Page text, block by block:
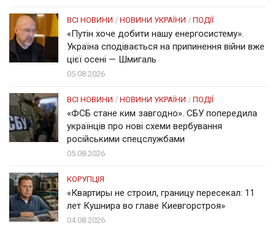
ВСІ НОВИНИ / НОВИНИ УКРАЇНИ / ПОДІЇ
«Путін хоче добити нашу енергосистему».
Україна сподівається на припинення війни вже
цієї осені — Шмигаль
05.08.2026
ВСІ НОВИНИ / НОВИНИ УКРАЇНИ / ПОДІЇ
«ФСБ стане ким завгодно». СБУ попередила
українців про нові схеми вербування
російськими спецслужбами
05.08.2026
КОРУПЦІЯ
«Квартиры не строил, границу пересекал: 11
лет Кушнира во главе Киевгорстроя»
04.08.2026